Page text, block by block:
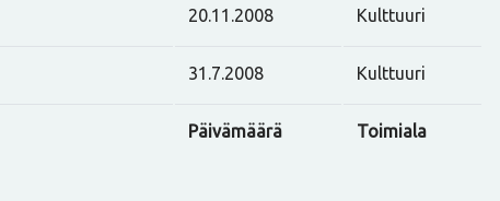
Päivämäärä Toimiala
20.11.2008 Kulttuuri
31.7.2008 Kulttuuri